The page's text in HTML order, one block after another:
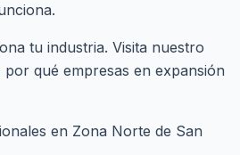
tu industria. Visita nuestro
qué empresas en expansión
en Zona Norte de San